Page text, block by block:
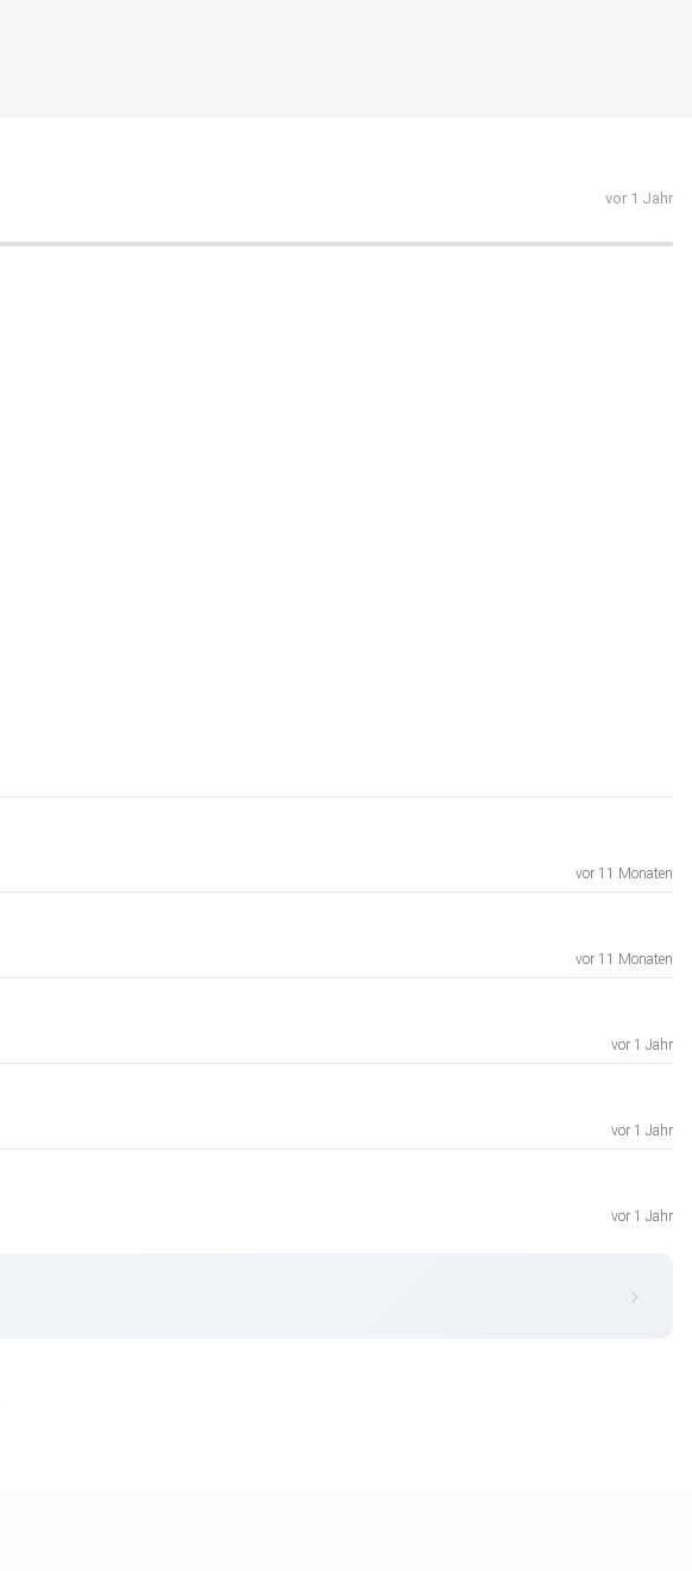
vor 1 Jahr
vor 11 Monaten
vor 11 Monaten
vor 1 Jahr
vor 1 Jahr
vor 1 Jahr